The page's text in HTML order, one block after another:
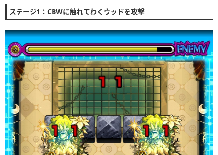
ステージ1：CBWに触れてわくウッドを攻撃